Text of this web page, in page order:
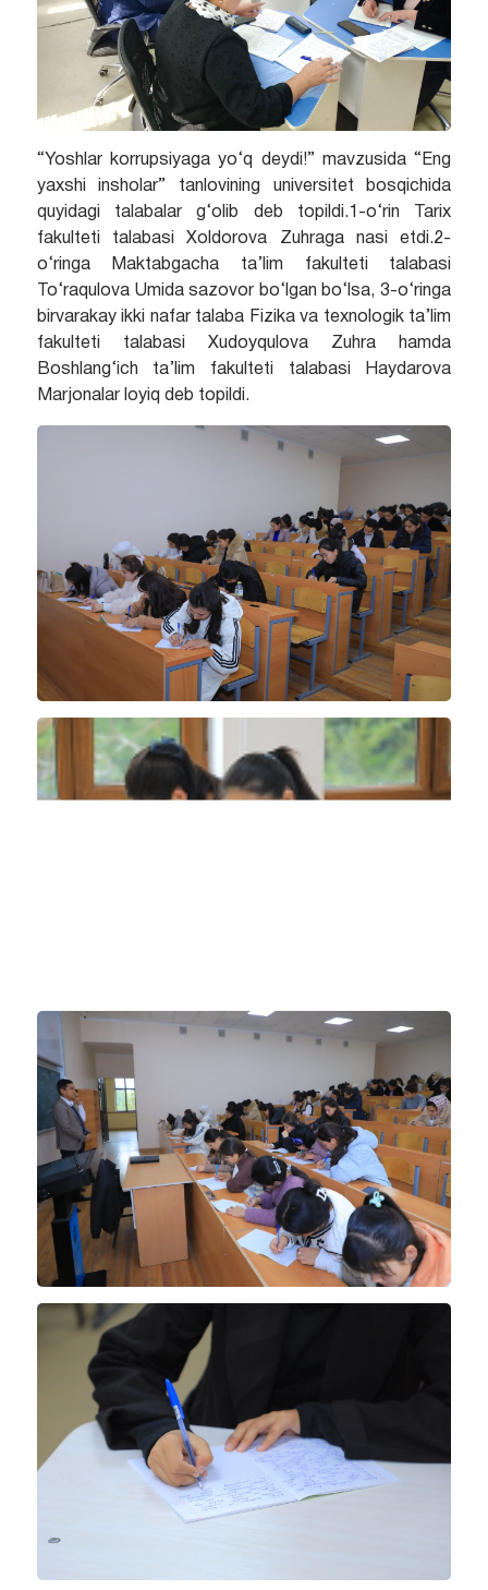
“Yoshlar korrupsiyaga yo‘q deydi!” mavzusida “Eng
yaxshi insholar” tanlovining universitet bosqichida
quyidagi talabalar g‘olib deb topildi.1-o‘rin Tarix
fakulteti talabasi Xoldorova Zuhraga nasi etdi.2-
o‘ringa Maktabgacha ta’lim fakulteti talabasi
To‘raqulova Umida sazovor bo‘lgan bo‘lsa, 3-o‘ringa
birvarakay ikki nafar talaba Fizika va texnologik ta’lim
fakulteti talabasi Xudoyqulova Zuhra hamda
Boshlang‘ich ta’lim fakulteti talabasi Haydarova
Marjonalar loyiq deb topildi.